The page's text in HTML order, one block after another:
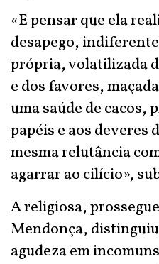
«E pensar que ela
desapego,
própria, volatilizada
e dos favores,
uma saúde de cacos,
papéis e aos deveres
mesma relutância
agarrar ao cilício»,
A religiosa,
Mendonça,
agudeza em